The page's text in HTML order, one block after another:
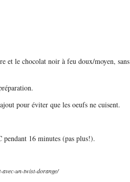
et le chocolat noir à feu doux/moyen, sans
pour éviter que les oeufs ne cuisent.
pendant 16 minutes (pas plus!).
un-twist-dorange/